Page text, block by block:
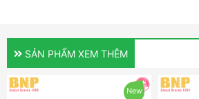
SẢN PHẨM XEM THÊM
New